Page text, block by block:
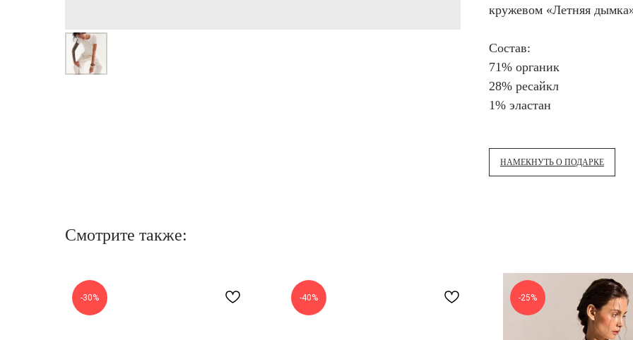
кружевом «Летняя
Состав:
71% органик
28% ресайкл
1% эластан
НАМЕКНУТЬ О ПОДАРКЕ
Смотрите также:
-30% -40% -25%